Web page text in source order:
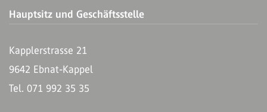
Hauptsitz und Geschäftsstelle
Kapplerstrasse 21
9642 Ebnat-Kappel
Tel. 071 992 35 35